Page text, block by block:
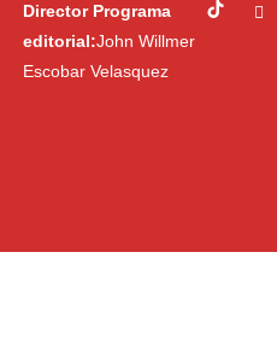
Director Programa
editorial:John Willmer
Escobar Velasquez